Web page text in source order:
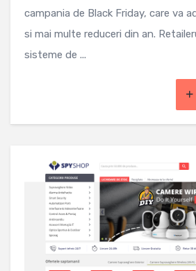
campania de Black Friday, care va
si mai multe reduceri din an.
sisteme de ...